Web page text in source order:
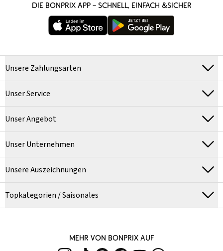
DIE BONPRIX APP – SCHNELL, EINFACH &SICHER
Unsere Zahlungsarten
Unser Service
Unser Angebot
Unser Unternehmen
Unsere Auszeichnungen
Topkategorien / Saisonales
MEHR VON BONPRIX AUF